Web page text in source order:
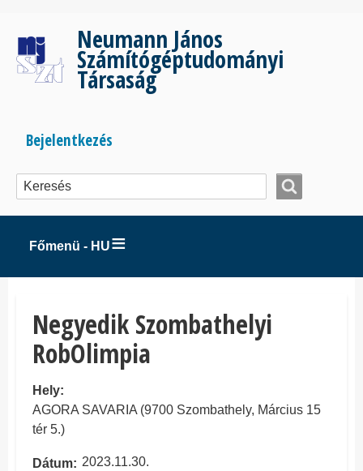
tartalomra
Neumann János
Számítógéptudományi
Társaság
Bejelentkezés
menüje
Bejelentkezés
Főmenü - HU
Negyedik Szombathelyi
RobOlimpia
Hely
AGORA SAVARIA (9700 Szombathely, Március 15
tér 5.)
Dátum 2023.11.30.